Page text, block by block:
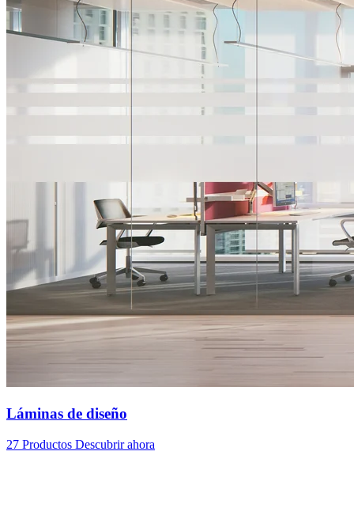
Láminas de diseño
27 Productos Descubrir ahora